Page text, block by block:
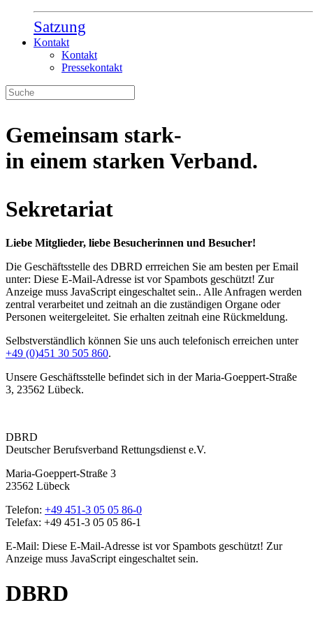
Satzung
Kontakt
Kontakt
Pressekontakt
Gemeinsam stark-
in einem starken Verband.
Sekretariat
Liebe Mitglieder, liebe Besucherinnen und Besucher!
Die Geschäftsstelle des DBRD errreichen Sie am besten per Email
unter: Diese E-Mail-Adresse ist vor Spambots geschützt! Zur
Anzeige muss JavaScript eingeschaltet sein.. Alle Anfragen werden
zentral verarbeitet und zeitnah an die zuständigen Organe oder
Personen weitergeleitet. Sie erhalten zeitnah eine Rückmeldung.
Selbstverständlich können Sie uns auch telefonisch erreichen unter
+49 (0)451 30 505 860.
Unsere Geschäftsstelle befindet sich in der Maria-Goeppert-Straße
3, 23562 Lübeck.
DBRD
Deutscher Berufsverband Rettungsdienst e.V.
Maria-Goeppert-Straße 3
23562 Lübeck
Telefon: +49 451-3 05 05 86-0
Telefax: +49 451-3 05 05 86-1
E-Mail: Diese E-Mail-Adresse ist vor Spambots geschützt! Zur
Anzeige muss JavaScript eingeschaltet sein.
DBRD